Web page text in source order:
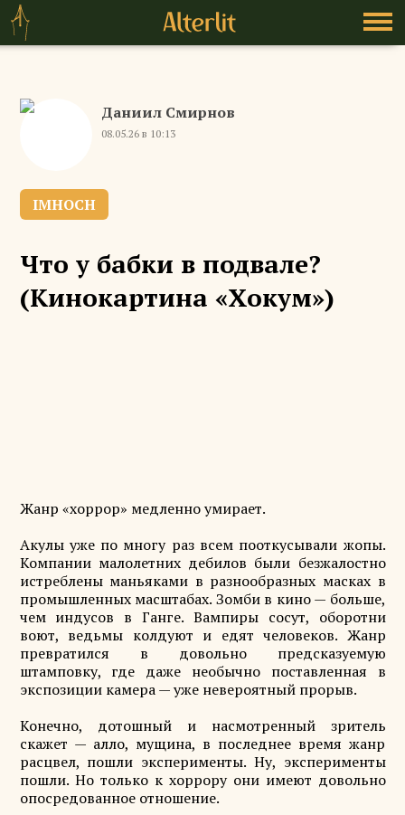
Даниил Смирнов
08.05.26 в 10:13
IMHOCH
Что у бабки в подвале?
(Кинокартина «Хокум»)
Жанр «хоррор» медленно умирает.
Акулы уже по многу раз всем пооткусывали жопы.
Компании малолетних дебилов были безжалостно
истреблены маньяками в разнообразных масках в
промышленных масштабах. Зомби в кино — больше,
чем индусов в Ганге. Вампиры сосут, оборотни
воют, ведьмы колдуют и едят человеков. Жанр
превратился в довольно предсказуемую
штамповку, где даже необычно поставленная в
экспозиции камера — уже невероятный прорыв.
Конечно, дотошный и насмотренный зритель
скажет — алло, мущина, в последнее время жанр
расцвел, пошли эксперименты. Ну, эксперименты
пошли. Но только к хоррору они имеют довольно
опосредованное отношение.